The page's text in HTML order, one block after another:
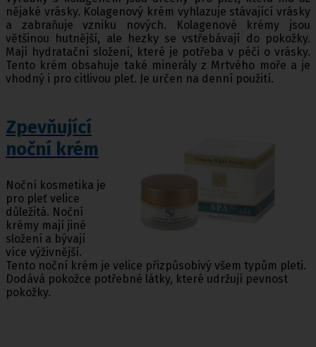
nějaké vrásky. Kolagenový krém vyhlazuje stávající vrásky
a zabraňuje vzniku nových. Kolagenové krémy jsou
většinou hutnější, ale hezky se vstřebávají do pokožky.
Mají hydratační složení, které je potřeba v péči o vrásky.
Tento krém obsahuje také minerály z Mrtvého moře a je
vhodný i pro citlivou pleť. Je určen na denní použití.
Zpevňující
noční krém
Noční kosmetika je
pro pleť velice
důležitá. Noční
krémy mají jiné
složení a bývají
více výživnější.
Tento noční krém je velice přizpůsobivý všem typům pleti.
Dodává pokožce potřebné látky, které udržují pevnost
pokožky.